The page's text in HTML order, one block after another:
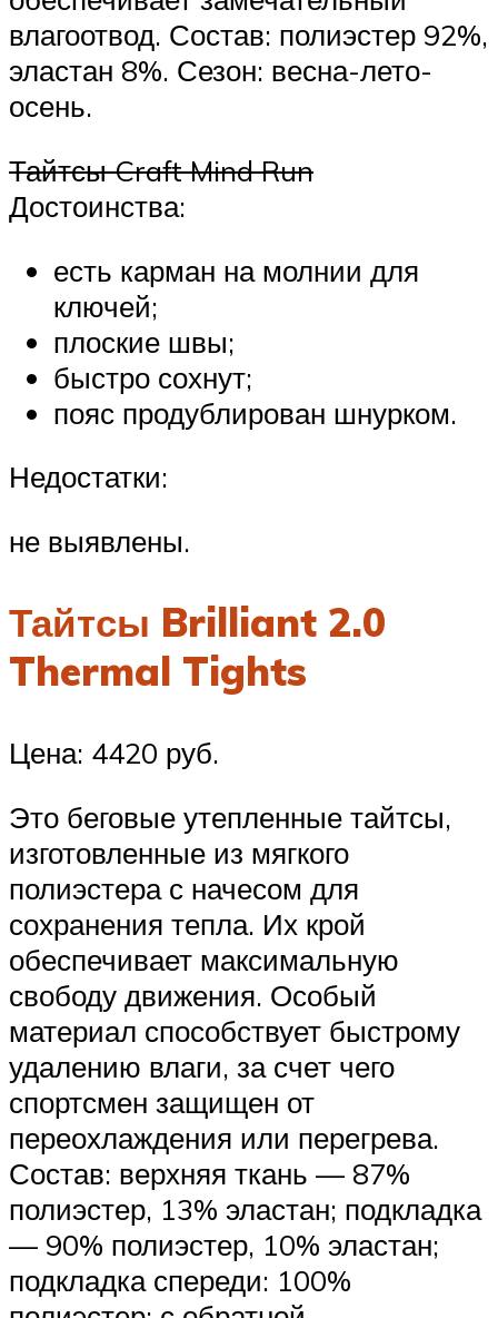
влагоотвод. Состав: полиэстер 92%,
эластан 8%. Сезон: весна-лето-
осень.
Тайтсы Craft Mind Run
Достоинства:
есть карман на молнии для
ключей;
плоские швы;
быстро сохнут;
пояс продублирован шнурком.
Недостатки:
не выявлены.
Тайтсы Brilliant 2.0
Thermal Tights
Цена: 4420 руб.
Это беговые утепленные тайтсы,
изготовленные из мягкого
полиэстера с начесом для
сохранения тепла. Их крой
обеспечивает максимальную
свободу движения. Особый
материал способствует быстрому
удалению влаги, за счет чего
спортсмен защищен от
переохлаждения или перегрева.
Состав: верхняя ткань — 87%
полиэстер, 13% эластан; подкладка
— 90% полиэстер, 10% эластан;
подкладка спереди: 100%